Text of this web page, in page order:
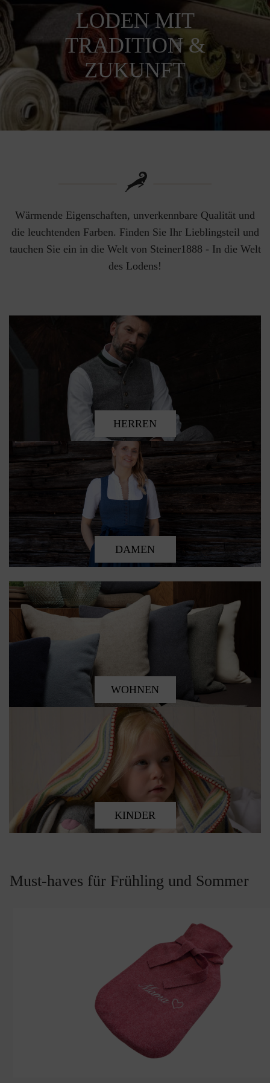
LODEN MIT
TRADITION &
ZUKUNFT
Wärmende Eigenschaften, unverkennbare Qualität und
die leuchtenden Farben. Finden Sie Ihr Lieblingsteil und
tauchen Sie ein in die Welt von Steiner1888 - In die Welt
des Lodens!
HERREN
DAMEN
WOHNEN
KINDER
Must-haves für Frühling und Sommer